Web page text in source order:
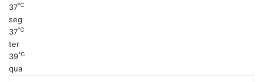
37℃
seg
37℃
ter
39℃
qua